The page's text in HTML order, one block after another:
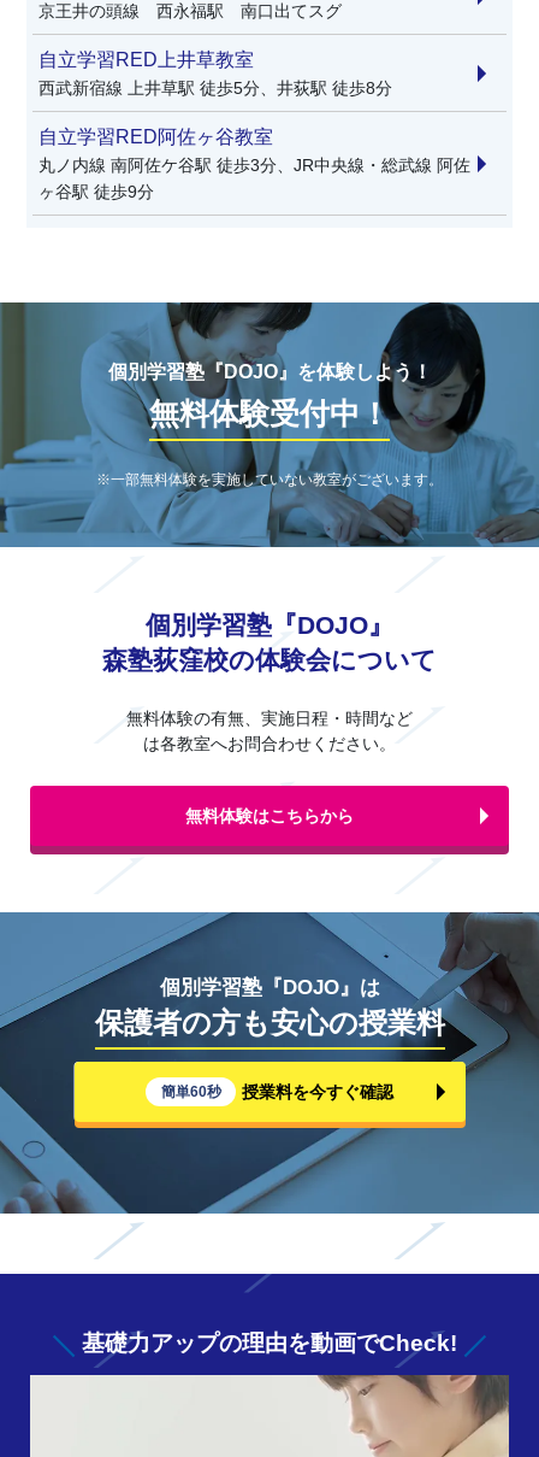
京王井の頭線 西永福駅 南口出てスグ
自立学習RED上井草教室
西武新宿線 上井草駅 徒歩5分、井荻駅 徒歩8分
自立学習RED阿佐ヶ谷教室
丸ノ内線 南阿佐ケ谷駅 徒歩3分、JR中央線・総武線 阿佐
ヶ谷駅 徒歩9分
個別学習塾『DOJO』を体験しよう！
無料体験受付中！
※一部無料体験を実施していない教室がございます。
個別学習塾『DOJO』
森塾荻窪校の体験会について
無料体験の有無、実施日程・時間など
は各教室へお問合わせください。
無料体験はこちらから
個別学習塾『DOJO』は
保護者の方も安心の授業料
簡単60秒 授業料を今すぐ確認
基礎力アップの理由を動画でCheck!